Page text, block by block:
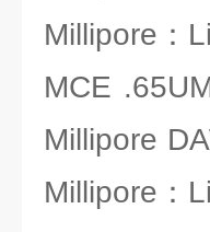
Millipore：
MCE
Millipore
Millipore：